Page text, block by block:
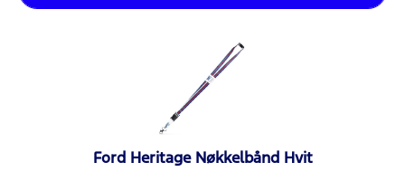
Ford Heritage Nøkkelbånd Hvit